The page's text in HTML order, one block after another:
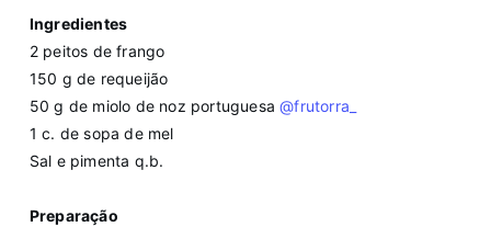
Ingredientes
2 peitos de frango
150 g de requeijão
50 g de miolo de noz portuguesa@frutorra_
1 c. de sopa de mel
Sal e pimenta q.b.
Preparação